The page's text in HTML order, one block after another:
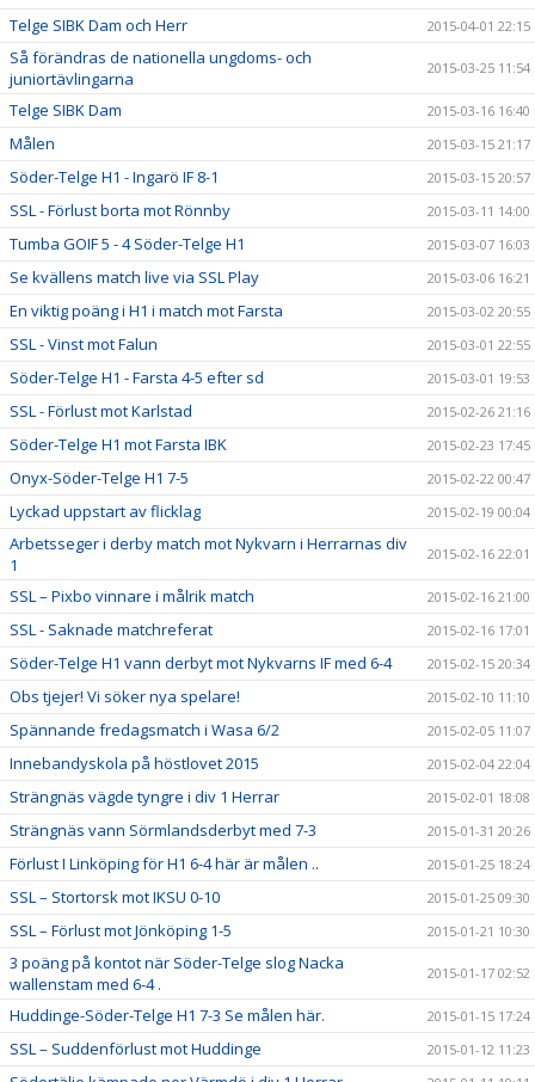
Telge SIBK Dam och Herr 2015-04-01 22:15
Så förändras de nationella ungdoms- och
juniortävlingarna
2015-03-25 11:54
Telge SIBK Dam 2015-03-16 16:40
Målen 2015-03-15 21:17
Söder-Telge H1 - Ingarö IF 8-1 2015-03-15 20:57
SSL - Förlust borta mot Rönnby 2015-03-11 14:00
Tumba GOIF 5 - 4 Söder-Telge H1 2015-03-07 16:03
Se kvällens match live via SSL Play 2015-03-06 16:21
En viktig poäng i H1 i match mot Farsta 2015-03-02 20:55
SSL - Vinst mot Falun 2015-03-01 22:55
Söder-Telge H1 - Farsta 4-5 efter sd 2015-03-01 19:53
SSL - Förlust mot Karlstad 2015-02-26 21:16
Söder-Telge H1 mot Farsta IBK 2015-02-23 17:45
Onyx-Söder-Telge H1 7-5 2015-02-22 00:47
Lyckad uppstart av flicklag 2015-02-19 00:04
Arbetsseger i derby match mot Nykvarn i Herrarnas div
1
2015-02-16 22:01
SSL – Pixbo vinnare i målrik match 2015-02-16 21:00
SSL - Saknade matchreferat 2015-02-16 17:01
Söder-Telge H1 vann derbyt mot Nykvarns IF med 6-4 2015-02-15 20:34
Obs tjejer! Vi söker nya spelare! 2015-02-10 11:10
Spännande fredagsmatch i Wasa 6/2 2015-02-05 11:07
Innebandyskola på höstlovet 2015 2015-02-04 22:04
Strängnäs vägde tyngre i div 1 Herrar 2015-02-01 18:08
Strängnäs vann Sörmlandsderbyt med 7-3 2015-01-31 20:26
Förlust I Linköping för H1 6-4 här är målen .. 2015-01-25 18:24
SSL – Stortorsk mot IKSU 0-10 2015-01-25 09:30
SSL – Förlust mot Jönköping 1-5 2015-01-21 10:30
3 poäng på kontot när Söder-Telge slog Nacka
wallenstam med 6-4 .
2015-01-17 02:52
Huddinge-Söder-Telge H1 7-3 Se målen här. 2015-01-15 17:24
SSL – Suddenförlust mot Huddinge 2015-01-12 11:23